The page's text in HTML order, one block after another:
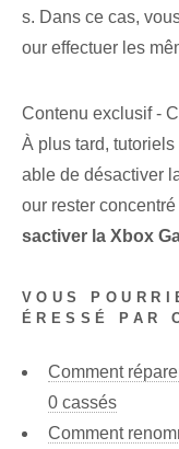
s. Dans ce cas,
our effectuer les
Contenu exclusif -
À plus tard,
able de désactiver
our rester
sactiver la Xbox
VOUS
ÉRESSÉ PAR
Comment
0 cassés
Comment